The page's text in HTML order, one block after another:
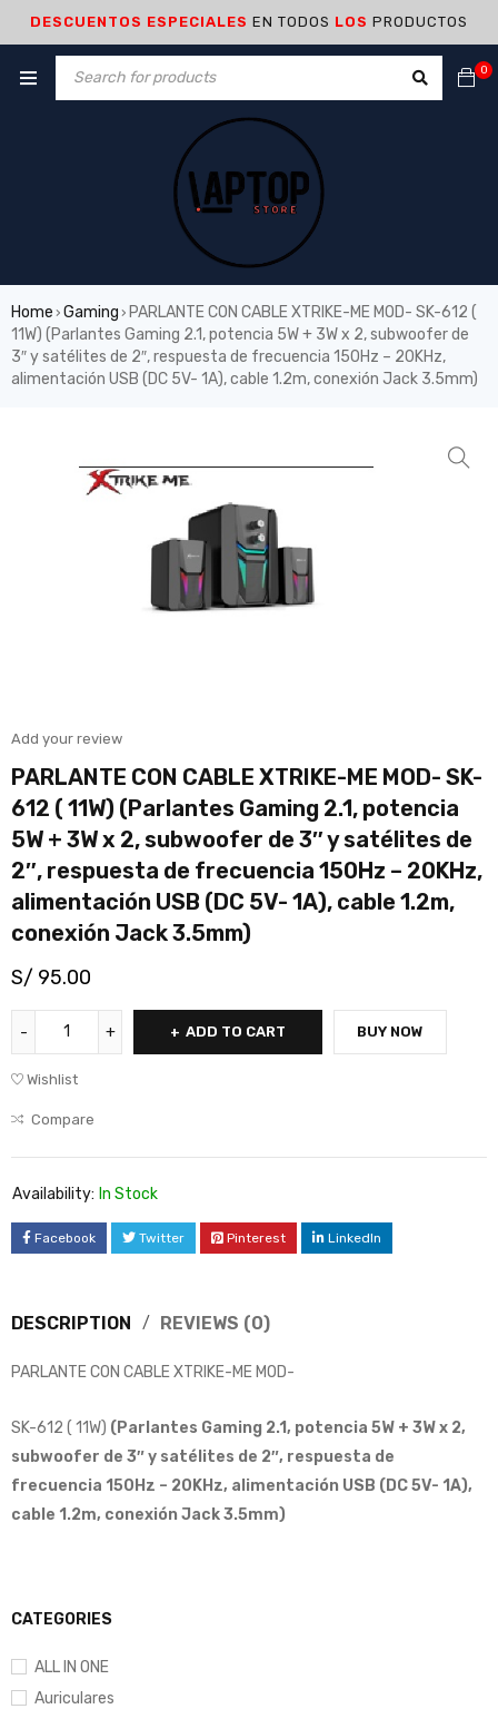
DESCUENTOS ESPECIALES EN TODOS LOS PRODUCTOS
0
Home › Gaming › PARLANTE CON CABLE XTRIKE-ME MOD- SK-612 (
11W) (Parlantes Gaming 2.1, potencia 5W + 3W x 2, subwoofer de
3″ y satélites de 2″, respuesta de frecuencia 150Hz – 20KHz,
alimentación USB (DC 5V- 1A), cable 1.2m, conexión Jack 3.5mm)
CATEGORIES
ALL IN ONE
Auriculares
Add your review
PARLANTE CON CABLE XTRIKE-ME MOD- SK-
612 ( 11W) (Parlantes Gaming 2.1, potencia
5W + 3W x 2, subwoofer de 3″ y satélites de
2″, respuesta de frecuencia 150Hz – 20KHz,
alimentación USB (DC 5V- 1A), cable 1.2m,
conexión Jack 3.5mm)
S/ 95.00
ADD TO CART BUY NOW
Wishlist
Compare
Availability: In Stock
Facebook Twitter Pinterest LinkedIn
DESCRIPTION REVIEWS (0)
PARLANTE CON CABLE XTRIKE-ME MOD-
SK-612 ( 11W) (Parlantes Gaming 2.1, potencia 5W + 3W x 2,
subwoofer de 3″ y satélites de 2″, respuesta de
frecuencia 150Hz – 20KHz, alimentación USB (DC 5V- 1A),
cable 1.2m, conexión Jack 3.5mm)